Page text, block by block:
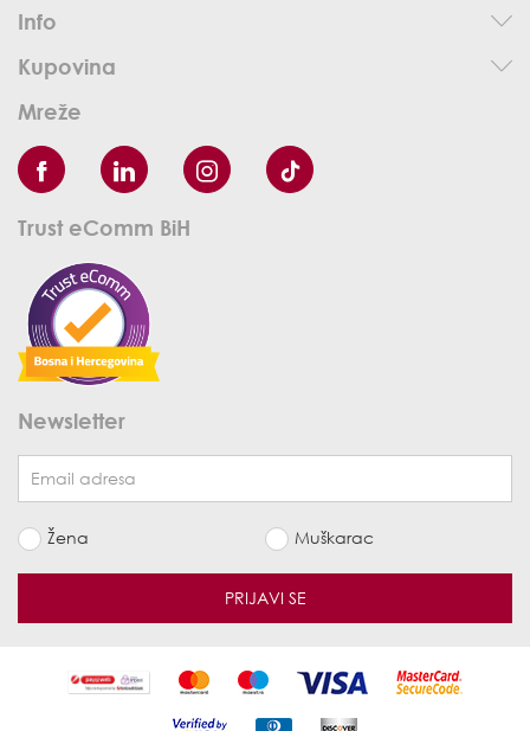
Info
Kupovina
Mreže
Trust eComm BiH
Newsletter
Žena Muškarac
PRIJAVI SE